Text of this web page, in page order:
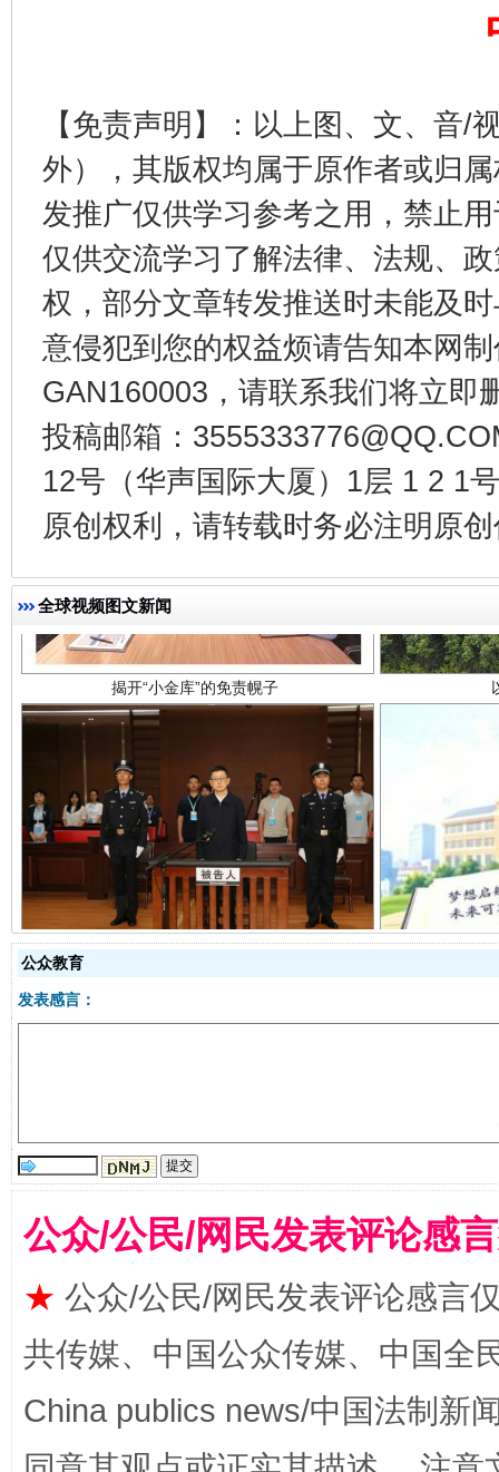
【免责声明】：以上图、文、音/
外），其版权均属于原作者或归
发推广仅供学习参考之用，禁止
仅供交流学习了解法律、法规、
权，部分文章转发推送时未能及
意侵犯到您的权益烦请告知本网
GAN160003，请联系我们将立即
投稿邮箱：
12号（华声国际大厦）1层 1 2 1
原创权利，请转载时务必注明原
全球视频图文新闻
千年窑火 生生不息 一
揭开“小金库”的免责幌子
受贿1.44亿！段成刚被判无期 从幼
阿坝州三大球赛在茂县开幕 规模
公众教育
发表感言：
公众/公民/网民发表评论感
★ 公众/公民/网民发表评论感言
共传媒、中国公众传媒、中国全
China publics news/中国法制新